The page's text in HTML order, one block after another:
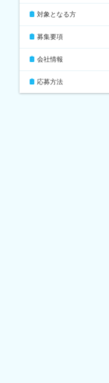
対象となる方
募集要項
会社情報
応募方法